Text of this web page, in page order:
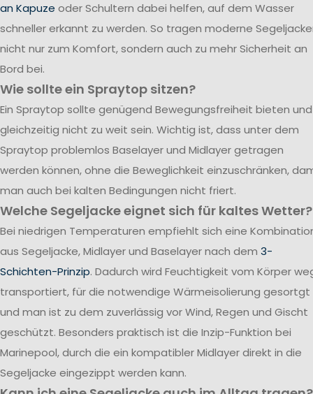
an Kapuze oder Schultern dabei helfen, auf dem Wasser
schneller erkannt zu werden. So tragen moderne
nicht nur zum Komfort, sondern auch zu mehr Sicherheit an
Bord bei.
Wie sollte ein Spraytop sitzen?
Ein Spraytop sollte genügend Bewegungsfreiheit bieten und
gleichzeitig nicht zu weit sein. Wichtig ist, dass unter dem
Spraytop problemlos Baselayer und Midlayer getragen
werden können, ohne die Beweglichkeit einzuschränken,
man auch bei kalten Bedingungen nicht friert.
Welche Segeljacke eignet sich für kaltes Wetter?
Bei niedrigen Temperaturen empfiehlt sich eine
aus Segeljacke, Midlayer und Baselayer nach dem 3-
Schichten-Prinzip. Dadurch wird Feuchtigkeit vom Körper
transportiert, für die notwendige Wärmeisolierung gesortgt
und man ist zu dem zuverlässig vor Wind, Regen und Gischt
geschützt. Besonders praktisch ist die Inzip-Funktion bei
Marinepool, durch die ein kompatibler Midlayer direkt in die
Segeljacke eingezippt werden kann.